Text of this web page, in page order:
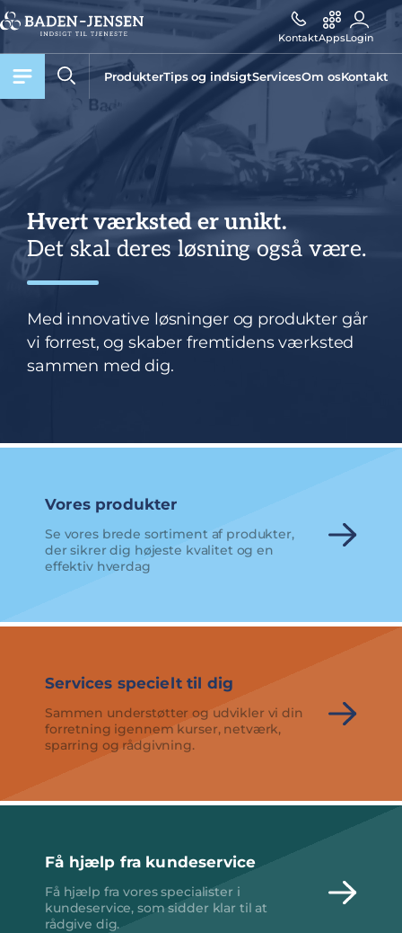
KontaktAppsLogin
ProdukterTips og indsigtServicesOm osKontakt
Hvert værksted er unikt.
Det skal deres løsning også være.
Med innovative løsninger og produkter går
vi forrest, og skaber fremtidens værksted
sammen med dig.
Vores produkter
Se vores brede sortiment af produkter,
der sikrer dig højeste kvalitet og en
effektiv hverdag
Services specielt til dig
Sammen understøtter og udvikler vi din
forretning igennem kurser, netværk,
sparring og rådgivning.
Få hjælp fra kundeservice
Få hjælp fra vores specialister i
kundeservice, som sidder klar til at
rådgive dig.